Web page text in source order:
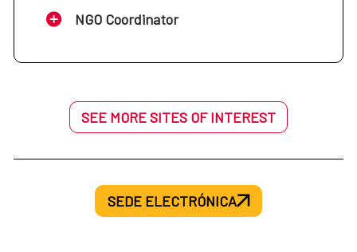
NGO Coordinator
SEE MORE SITES OF INTEREST
SEDE ELECTRÓNICA